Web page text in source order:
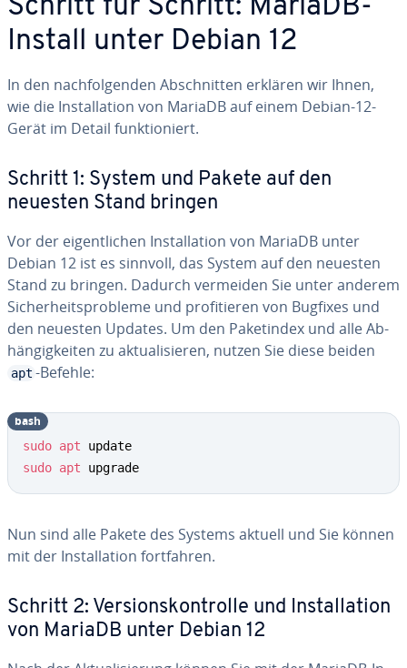
Schritt für Schritt: MariaDB-
Install unter Debian 12
In den nach­fol­gen­den Ab­schnit­ten erklären wir Ihnen,
wie die In­stal­la­ti­on von MariaDB auf einem Debian-12-
Gerät im Detail funk­tio­niert.
Schritt 1: System und Pakete auf den
neuesten Stand bringen
Vor der ei­gent­li­chen In­stal­la­ti­on von MariaDB unter
Debian 12 ist es sinnvoll, das System auf den neuesten
Stand zu bringen. Dadurch vermeiden Sie unter anderem
Si­cher­heits­pro­ble­me und pro­fi­tie­ren von Bugfixes und
den neuesten Updates. Um den Pa­ke­t­in­dex und alle Ab­
hän­gig­kei­ten zu ak­tua­li­sie­ren, nutzen Sie diese beiden
apt -Befehle:
sudo apt
sudo apt upgrade
bash
Nun sind alle Pakete des Systems aktuell und Sie können
mit der In­stal­la­ti­on fort­fah­ren.
Schritt 2: Ver­si­ons­kon­trol­le und In­stal­la­ti­on
von MariaDB unter Debian 12